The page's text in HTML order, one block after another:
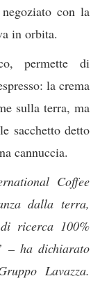
con la
in orbita.
permette di
la crema
sulla terra, ma
sacchetto detto
cannuccia.
Coffee
dalla terra,
ricerca 100%
– ha dichiarato
Lavazza.